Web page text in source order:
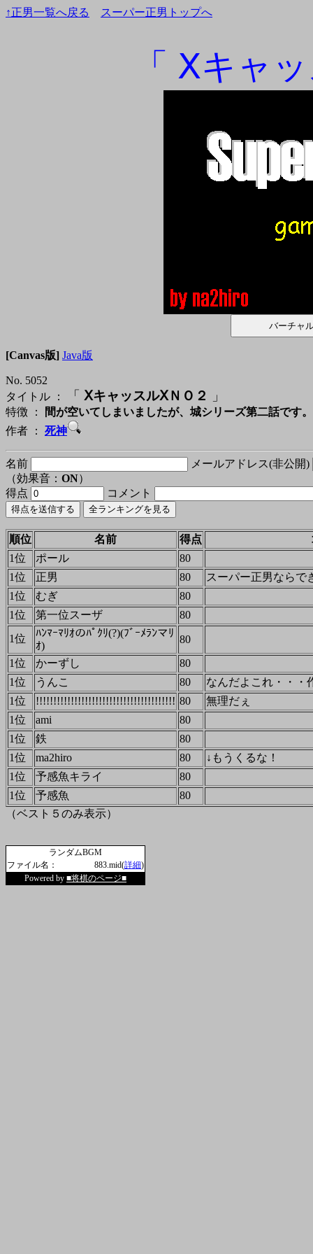
↑正男一覧へ戻る スーパー正男トップへ
「 Ⅹキャ
[Canvas版] Java版
No. 5052
タイトル ：
「 ⅩキャッスルⅩＮＯ２ 」
特徴 ：
間が空いてしまいましたが、城シリーズ第二話です。
作者 ： 死神
名前
メールアドレス(非公開)
（効果音： ON）
得点
コメント
順位 名前 得点
1位
ポール
80
1位
正男 80
スーパー正男ならで
1位
むぎ
80
1位
第一位スーザ
80
1位
ﾊﾝﾏｰﾏﾘｵのﾊﾟｸﾘ(?)(ﾌﾞｰﾒﾗﾝマﾘ
ｵ)
80
1位
かーずし
80
1位
うんこ 80
なんだよこれ・・・
1位
!!!!!!!!!!!!!!!!!!!!!!!!!!!!!!!!!!!!!!!! 80
無理だぇ
1位
ami
80
1位
鉄
80
1位
ma2hiro 80
↓もうくるな！
1位
予感魚キライ
80
1位
予感魚
80
（ベスト５のみ表示）
ランダムBGM
ファイル名：
883.mid(詳細)
Powered by ■将棋のページ■